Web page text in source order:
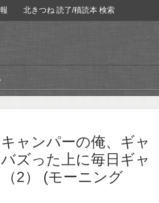
北きつね 読了/積読本 検索
ャンパーの俺、ギャ
ズった上に毎日ギャ
2） (モーニング